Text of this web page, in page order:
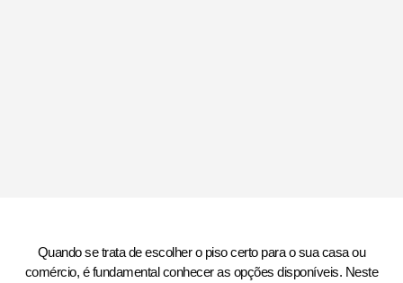
Quando se trata de escolher o piso certo para o sua casa ou
comércio, é fundamental conhecer as opções disponíveis. Neste